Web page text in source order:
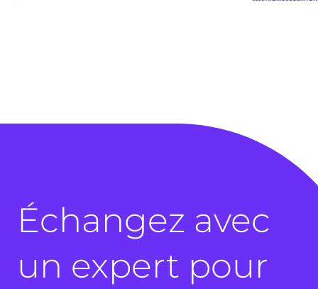
Échangez avec
un expert pour